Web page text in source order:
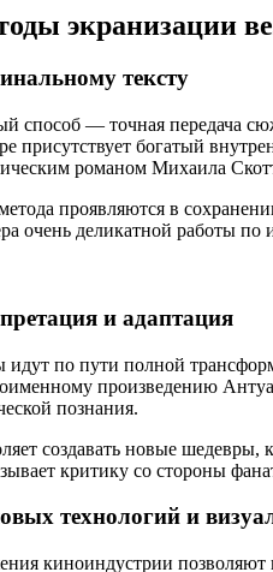
экранизации
тексту
— точная передача
присутствует богатый
романом Михаила
проявляются в
очень деликатной работы по
и адаптация
по пути полной
произведению
познания.
создавать новые шедевры,
критику со стороны
технологий и
киноиндустрии позволяют